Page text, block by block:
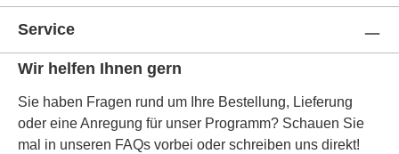
Service
Wir helfen Ihnen gern
Sie haben Fragen rund um Ihre Bestellung, Lieferung
oder eine Anregung für unser Programm? Schauen Sie
mal in unseren FAQs vorbei oder schreiben uns direkt!